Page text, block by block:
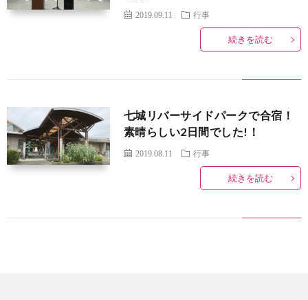
ー
ポ
リ
ー
わ
せ
2019.09.11 行事
続きを読む
七城リバーサイドパークで合宿！
素晴らしい2日間でした!！
2019.08.11 行事
続きを読む